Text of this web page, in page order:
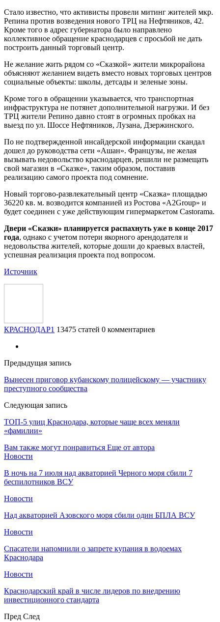
Стало известно, что активисты провели митинг жителей мкр.
Репина против возведения нового ТРЦ на Нефтяников, 42.
Кроме того в адрес губернатора было направлено
коллективное обращение краснодарцев с просьбой не дать
построить данный торговый центр.
Не желание жить рядом со «Сказкой» жители микрорайона
объясняют желанием видеть вместо новых торговых центров
социальные объекты: школы, детсады и зеленые зоны.
Кроме того в обращении указывается, что транспортная
инфраструктура не потянет дополнительной нагрузки. И без
ТРЦ жители Репино давно стоят в огромных пробках на
выезд по ул. Шоссе Нефтяников, Лузана, Дзержинского.
По не подтвержденной инсайдерской информации скандал
дошел до руководства сети «Ашан». Французы, не желая
вызывать недовольство краснодарцев, решили не размещать
свой магазин в «Сказке», таким образом, поставив
реализацию самого проекта под сомнение.
Новый торгово-развлекательный центр «Сказка» площадью
36220 кв. м. возводится компанией из Ростова «A2Group» и
будет соединен с уже действующим гипермаркетом Castorama.
Двери «Сказки» планируется распахнуть уже в конце 2017
года, однако с учетом потери якорного арендодателя и
недовольства жителей, которые дошли до краевых властей,
успешная реализация проекта под вопросом.
Источник
КРАСНОДАР1 13475 статей 0 комментариев
Предыдущая запись
Вынесен приговор кубанскому полицейскому — участнику
преступного сообщества
Следующая запись
ТОП-5 улиц Краснодара, которые чаще всех меняли
«фамилии»
Вам также могут понравиться Еще от автора
Новости
В ночь на 7 июля над акваторией Черного моря сбили 7
беспилотников ВСУ
Новости
Над акваторией Азовского моря сбили один БПЛА ВСУ
Новости
Спасатели напомнили о запрете купания в водоемах
Краснодара
Новости
Краснодарский край в числе лидеров по внедрению
инвестиционного стандарта
Пред След